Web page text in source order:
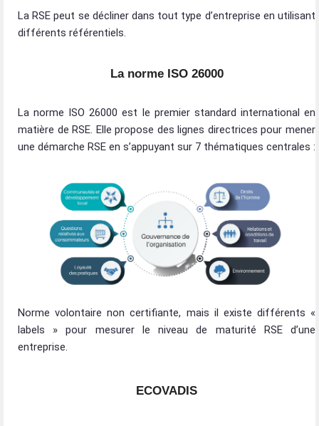
La RSE peut se décliner dans tout type d’entreprise en utilisant
différents référentiels.
La norme ISO 26000
La norme ISO 26000 est le premier standard international en
matière de RSE. Elle propose des lignes directrices pour mener
une démarche RSE en s’appuyant sur 7 thématiques centrales :
Norme volontaire non certifiante, mais il existe différents «
labels » pour mesurer le niveau de maturité RSE d’une
entreprise.
ECOVADIS